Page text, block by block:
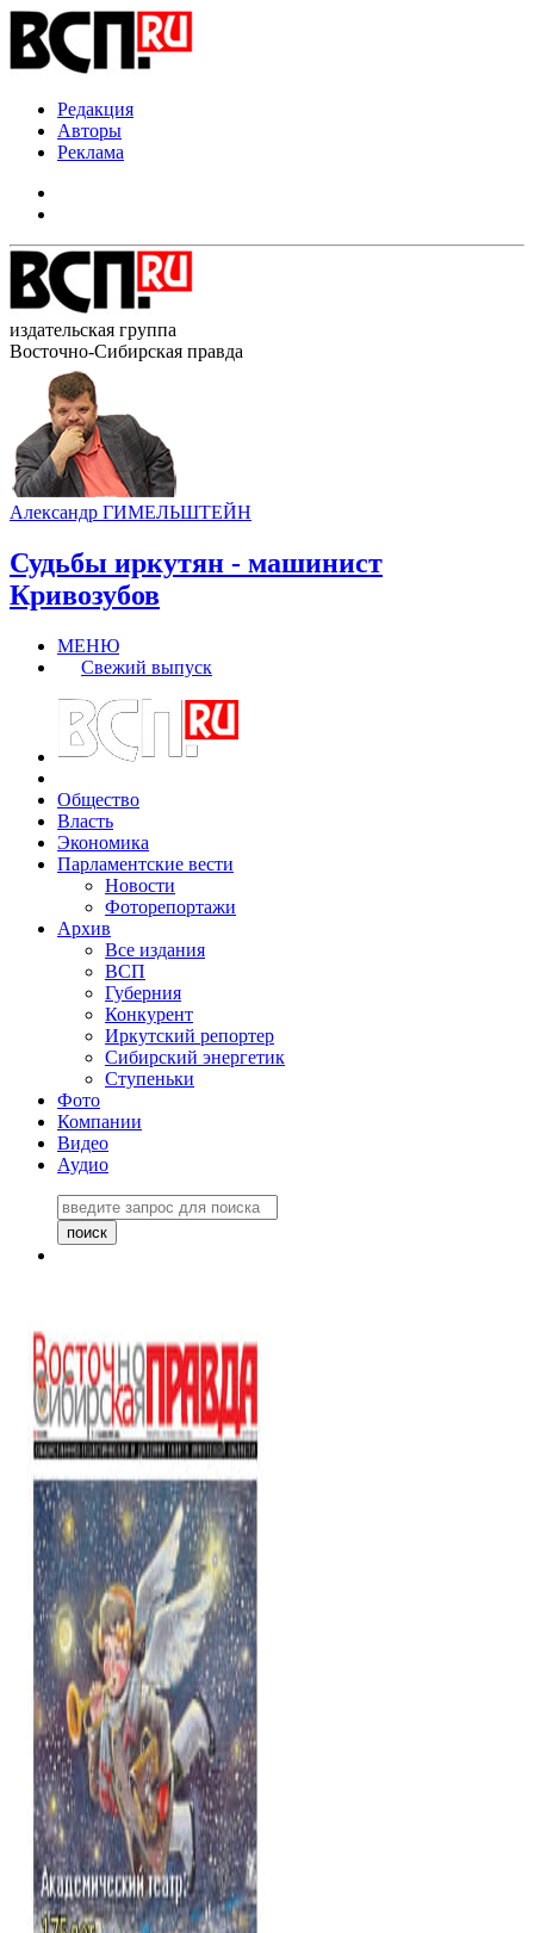
Редакция
Авторы
Реклама
издательская группа
Восточно-Сибирская правда
Александр ГИМЕЛЬШТЕЙН
Судьбы иркутян - машинист
Кривозубов
МЕНЮ
Свежий выпуск
Общество
Власть
Экономика
Парламентские вести
Новости
Фоторепортажи
Архив
Все издания
ВСП
Губерния
Конкурент
Иркутский репортер
Сибирский энергетик
Ступеньки
Фото
Компании
Видео
Аудио